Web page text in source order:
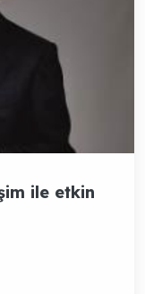
ile etkin